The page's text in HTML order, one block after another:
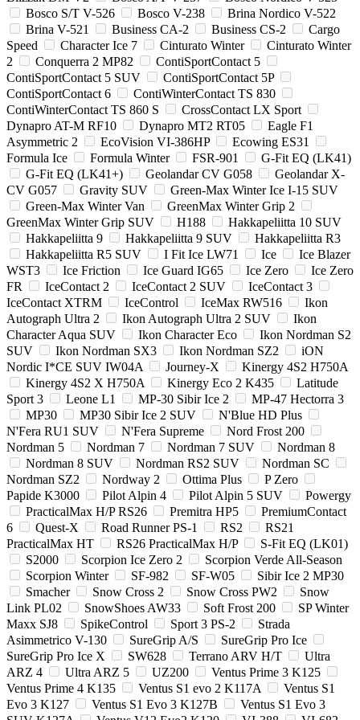
Bosco S/T V-526
Bosco V-238
Brina Nordico V-522
Brina V-521
Business CA-2 Business CS-2
Cargo
Speed
Character Ice 7 Cinturato Winter
Cinturato Winter
2
Conquerra 2 MP82
ContiSportContact 5
ContiSportContact 5 SUV
ContiSportContact 5P
ContiSportContact 6
ContiWinterContact TS 830
ContiWinterContact TS 860 S
CrossContact LX Sport
Dynapro AT-M RF10
Dynapro MT2 RT05
Eagle F1
Asymmetric 2
EcoVision VI-386HP
Ecowing ES31
Formula Ice
Formula Winter FSR-901
G-Fit EQ (LK41)
G-Fit EQ (LK41+)
Geolandar CV G058
Geolandar X-
CV G057
Gravity SUV
Green-Max Winter Ice I-15 SUV
Green-Max Winter Van
GreenMax Winter Grip 2
GreenMax Winter Grip SUV
H188
Hakkapeliitta 10 SUV
Hakkapeliitta 9
Hakkapeliitta 9 SUV
Hakkapeliitta R3
Hakkapeliitta R5 SUV
I Fit Ice LW71 Ice
Ice Blazer
WST3
Ice Friction Ice Guard IG65 Ice Zero
Ice Zero
FR
IceContact 2 IceContact 2 SUV
IceContact 3
IceContact XTRM
IceControl IceMax RW516
Ikon
Autograph Ultra 2
Ikon Autograph Ultra 2 SUV
Ikon
Character Aqua SUV
Ikon Character Eco
Ikon Nordman S2
SUV
Ikon Nordman SX3 Ikon Nordman SZ2
iON
Nordic I*CE SUV IW04A
Journey-X
Kinergy 4S2 H750A
Kinergy 4S2 X H750A
Kinergy Eco 2 K435
Latitude
Sport 3
Leone L1 MP-30 Sibir Ice 2
MP-47 Hectorra 3
MP30
MP30 Sibir Ice 2 SUV
N'Blue HD Plus
N'Fera RU1 SUV
N'Fera Supreme
Nord Frost 200
Nordman 5
Nordman 7 Nordman 7 SUV
Nordman 8
Nordman 8 SUV
Nordman RS2 SUV
Nordman SC
Nordman SZ2
Nordway 2 Ottima Plus
P Zero
Papide K3000
Pilot Alpin 4 Pilot Alpin 5 SUV
Powergy
PracticalMax H/P RS26
Premitra HP5
PremiumContact
6
Quest-X Road Runner PS-1 RS2
RS21
PracticalMax HT
RS26 PracticalMax H/P
S-Fit EQ (LK01)
S2000
Scorpion Ice Zero 2
Scorpion Verde All-Season
Scorpion Winter
SF-982 SF-W05
Sibir Ice 2 MP30
Smacher
Snow Cross 2 Snow Cross PW2
Snow
Link PL02
SnowShoes AW33 Soft Frost 200
SP Winter
Maxx SJ8
SpikeControl Sport 3 PS-2
Strada
Asimmetrico V-130
SureGrip A/S
SureGrip Pro Ice
SureGrip Pro Ice X
SW628 Terrano ARV H/T
Ultra
ARZ 4
Ultra ARZ 5 UZ200
Ventus Prime 3 K125
Ventus Prime 4 K135
Ventus S1 evo 2 K117A
Ventus S1
Evo 3 K127
Ventus S1 Evo 3 K127B
Ventus S1 Evo 3